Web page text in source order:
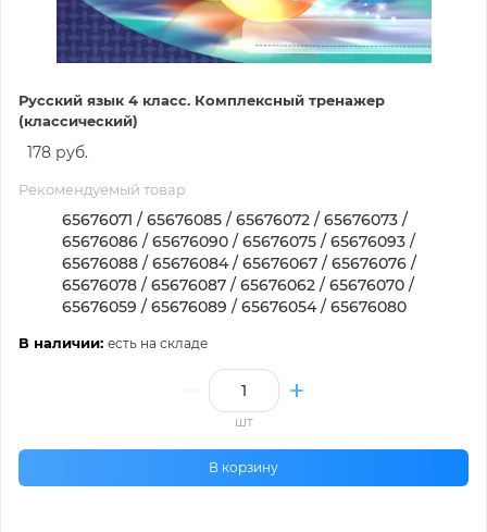
Русский язык 4 класс. Комплексный тренажер
(классический)
178 руб.
Рекомендуемый товар
65676071 / 65676085 / 65676072 / 65676073 /
65676086 / 65676090 / 65676075 / 65676093 /
65676088 / 65676084 / 65676067 / 65676076 /
65676078 / 65676087 / 65676062 / 65676070 /
65676059 / 65676089 / 65676054 / 65676080
В наличии: есть на складе
шт
В корзину